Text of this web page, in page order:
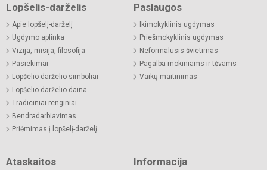
Lopšelis-darželis
Apie lopšelį-darželį
Ugdymo aplinka
Vizija, misija, filosofija
Pasiekimai
Lopšelio-darželio simboliai
Lopšelio-darželio daina
Tradiciniai renginiai
Bendradarbiavimas
Priėmimas į lopšelį-darželį
Paslaugos
Ikimokyklinis ugdymas
Priešmokyklinis ugdymas
Neformalusis švietimas
Pagalba mokiniams ir tėvams
Vaikų maitinimas
Ataskaitos Informacija